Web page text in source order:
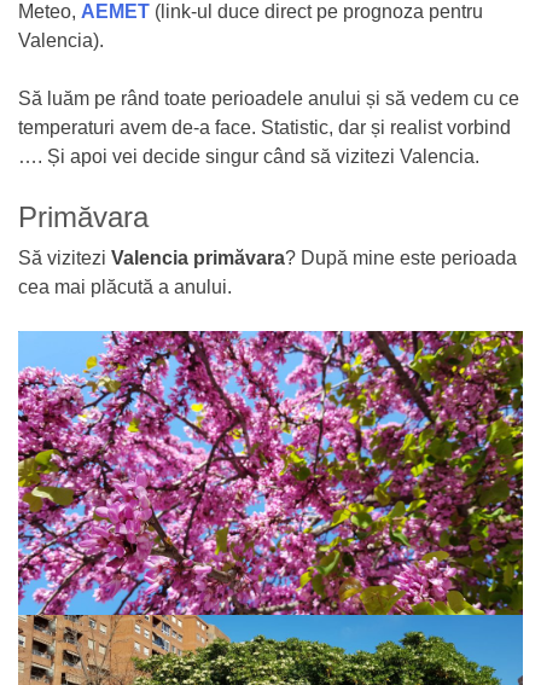
Meteo, AEMET (link-ul duce direct pe prognoza pentru
Valencia).
Să luăm pe rând toate perioadele anului și să vedem cu ce
temperaturi avem de-a face. Statistic, dar și realist vorbind
…. Și apoi vei decide singur când să vizitezi Valencia.
Primăvara
Să vizitezi Valencia primăvara? După mine este perioada
cea mai plăcută a anului.